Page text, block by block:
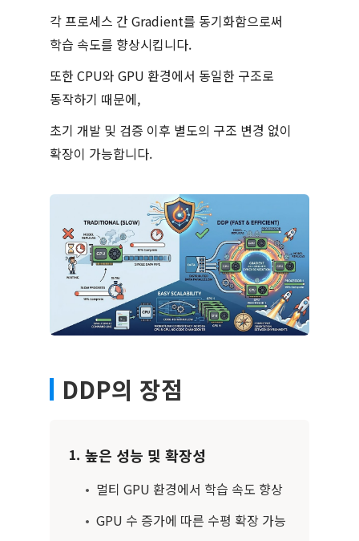
각 프로세스 간 Gradient를 동기화함으로써
학습 속도를 향상시킵니다.
또한 CPU와 GPU 환경에서 동일한 구조로
동작하기 때문에,
초기 개발 및 검증 이후 별도의 구조 변경 없이
확장이 가능합니다.
DDP의 장점
1. 높은 성능 및 확장성
• 멀티 GPU 환경에서 학습 속도 향상
• GPU 수 증가에 따른 수평 확장 가능